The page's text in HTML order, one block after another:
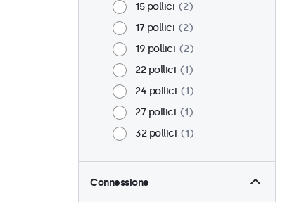
15 pollici
2
17 pollici
2
19 pollici
2
22 pollici
1
24 pollici
1
27 pollici
1
32 pollici
1
Connessione